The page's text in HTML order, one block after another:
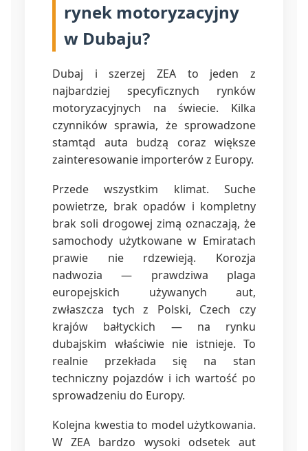
rynek motoryzacyjny
w Dubaju?
Dubaj i szerzej ZEA to jeden z
najbardziej specyficznych rynków
motoryzacyjnych na świecie. Kilka
czynników sprawia, że sprowadzone
stamtąd auta budzą coraz większe
zainteresowanie importerów z Europy.
Przede wszystkim klimat. Suche
powietrze, brak opadów i kompletny
brak soli drogowej zimą oznaczają, że
samochody użytkowane w Emiratach
prawie nie rdzewieją. Korozja
nadwozia — prawdziwa plaga
europejskich używanych aut,
zwłaszcza tych z Polski, Czech czy
krajów bałtyckich — na rynku
dubajskim właściwie nie istnieje. To
realnie przekłada się na stan
techniczny pojazdów i ich wartość po
sprowadzeniu do Europy.
Kolejna kwestia to model użytkowania.
W ZEA bardzo wysoki odsetek aut